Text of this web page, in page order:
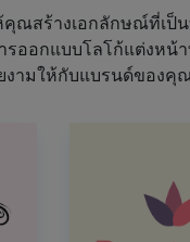
สร้างเอกลักษณ์ที่เป็
ออกแบบโลโก้แต่งห
ามให้กับแบรนด์ของคุณ